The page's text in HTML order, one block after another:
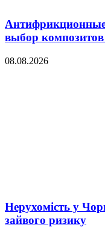
выбор
08.08.2026
Нерухомість у
зайвого ризику